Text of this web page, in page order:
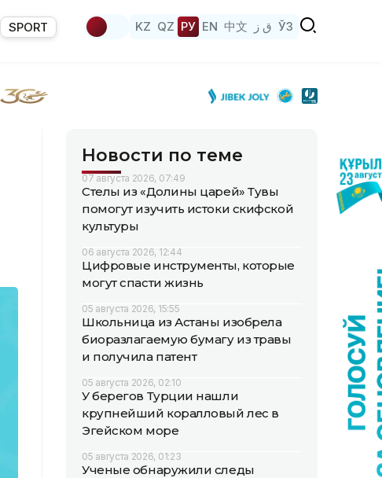
SPORT KZ QZ РУ EN 中文 ق ز ЎЗ
Новости по теме
07 августа 2026, 07:49
Стелы из «Долины царей» Тувы
помогут изучить истоки скифской
культуры
06 августа 2026, 12:44
Цифровые инструменты, которые
могут спасти жизнь
05 августа 2026, 15:55
Школьница из Астаны изобрела
биоразлагаемую бумагу из травы
и получила патент
05 августа 2026, 02:10
У берегов Турции нашли
крупнейший коралловый лес в
Эгейском море
05 августа 2026, 01:23
Ученые обнаружили следы